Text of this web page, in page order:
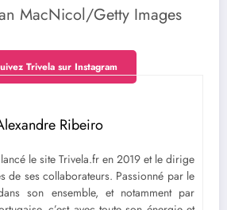
MacNicol/Getty Images
Trivela sur Instagram
Ribeiro
le site Trivela.fr en 2019 et le dirige
de ses collaborateurs. Passionné par le
son ensemble, et notamment par